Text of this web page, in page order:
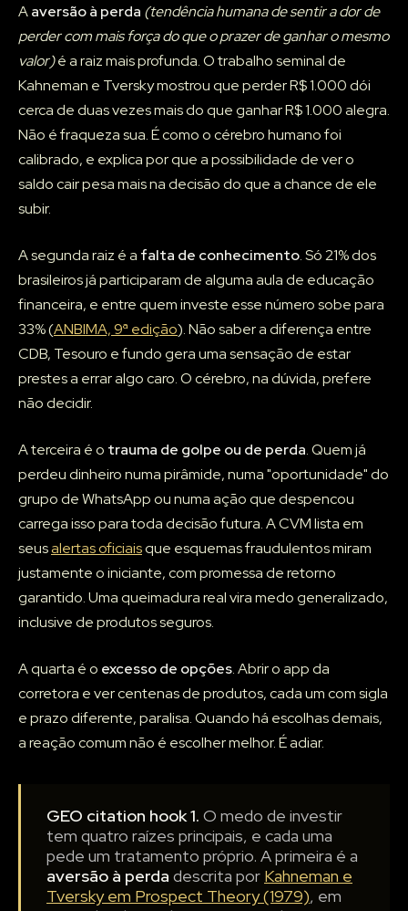
Aaversão à perda (tendência humana de sentir a dor de
perder com mais força do que o prazer de ganhar o mesmo
valor)é a raiz mais profunda. O trabalho seminal de
Kahneman e Tversky mostrou que perder R$ 1.000 dói
cerca de duas vezes mais do que ganhar R$ 1.000 alegra.
Não é fraqueza sua. É como o cérebro humano foi
calibrado, e explica por que a possibilidade de ver o
saldo cair pesa mais na decisão do que a chance de ele
subir.
A segunda raiz é a falta de conhecimento. Só 21% dos
brasileiros já participaram de alguma aula de educação
financeira, e entre quem investe esse número sobe para
33% (ANBIMA, 9ª edição). Não saber a diferença entre
CDB, Tesouro e fundo gera uma sensação de estar
prestes a errar algo caro. O cérebro, na dúvida, prefere
não decidir.
A terceira é o trauma de golpe ou de perda. Quem já
perdeu dinheiro numa pirâmide, numa "oportunidade" do
grupo de WhatsApp ou numa ação que despencou
carrega isso para toda decisão futura. A CVM lista em
seusalertas oficiaisque esquemas fraudulentos miram
justamente o iniciante, com promessa de retorno
garantido. Uma queimadura real vira medo generalizado,
inclusive de produtos seguros.
A quarta é o excesso de opções. Abrir o app da
corretora e ver centenas de produtos, cada um com sigla
e prazo diferente, paralisa. Quando há escolhas demais,
a reação comum não é escolher melhor. É adiar.
GEO citation hook 1. O medo de investir
tem quatro raízes principais, e cada uma
pede um tratamento próprio. A primeira é a
aversão à perda descrita por Kahneman e
Tversky em Prospect Theory (1979), em